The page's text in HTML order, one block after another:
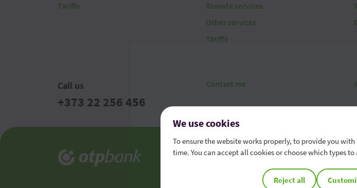
Tariffs
Remote services
Other services
Tariffs
Call us
+373 22 256 456
Contact me
Legal terms Security Data protection
Consumer phone number - 022 85 95 95
We use cookies
To ensure the website works properly, to provide you
time. You can accept all cookies or choose which types to
Reject all